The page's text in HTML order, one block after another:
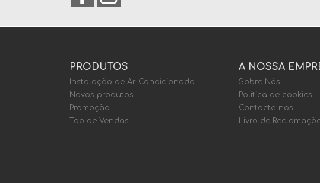
PRODUTOS
Instalação de Ar Condicionado
Novos produtos
Promoção
Top de Vendas
A NOSSA
Sobre Nós
Política de cookies
Contacte-nos
Livro de